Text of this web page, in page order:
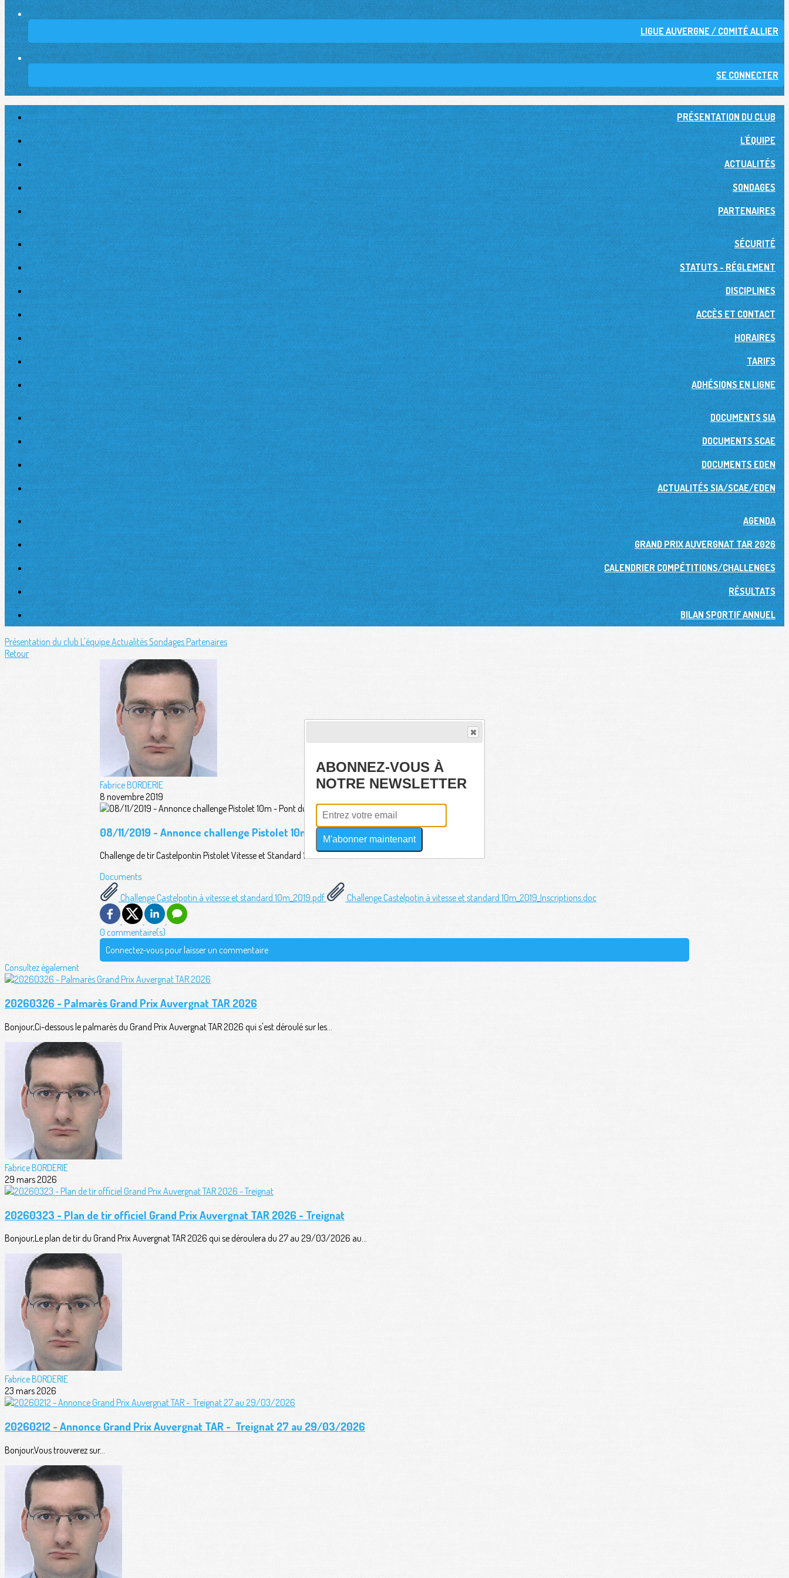
LIGUE AUVERGNE / COMITÉ ALLIER
SE CONNECTER
PRÉSENTATION DU CLUB
L'ÉQUIPE
ACTUALITÉS
SONDAGES
PARTENAIRES
SÉCURITÉ
STATUTS - RÉGLEMENT
DISCIPLINES
ACCÈS ET CONTACT
HORAIRES
TARIFS
ADHÉSIONS EN LIGNE
DOCUMENTS SIA
DOCUMENTS SCAE
DOCUMENTS EDEN
ACTUALITÉS SIA/SCAE/EDEN
AGENDA
GRAND PRIX AUVERGNAT TAR 2026
CALENDRIER COMPÉTITIONS/CHALLENGES
RÉSULTATS
BILAN SPORTIF ANNUEL
Présentation du club L'équipeActualitésSondagesPartenaires
Retour
Fabrice BORDERIE
8 novembre 2019
08/11/2019 - Annonce challenge Pistolet 10m - Pont du Château
Challenge de tir Castelpontin Pistolet Vitesse et Standard 10m - Le 14 décembre 2019
Documents
Challenge Castelpotin à vitesse et standard 10m_2019.pdf
Challenge Castelpotin à vitesse et standard 10m_2019_Inscriptions.doc
0 commentaire(s)
Connectez-vous pour laisser un commentaire
Consultez également
20260326 - Palmarès Grand Prix Auvergnat TAR 2026
Bonjour,Ci-dessous le palmarès du Grand Prix Auvergnat TAR 2026 qui s'est déroulé sur les...
Fabrice BORDERIE
29 mars 2026
20260323 - Plan de tir officiel Grand Prix Auvergnat TAR 2026 - Treignat
Bonjour,Le plan de tir du Grand Prix Auvergnat TAR 2026 qui se déroulera du 27 au 29/03/2026 au...
Fabrice BORDERIE
23 mars 2026
20260212 - Annonce Grand Prix Auvergnat TAR - Treignat 27 au 29/03/2026
Bonjour,Vous trouverez sur...
ABONNEZ-VOUS À
NOTRE NEWSLETTER
M'abonner maintenant